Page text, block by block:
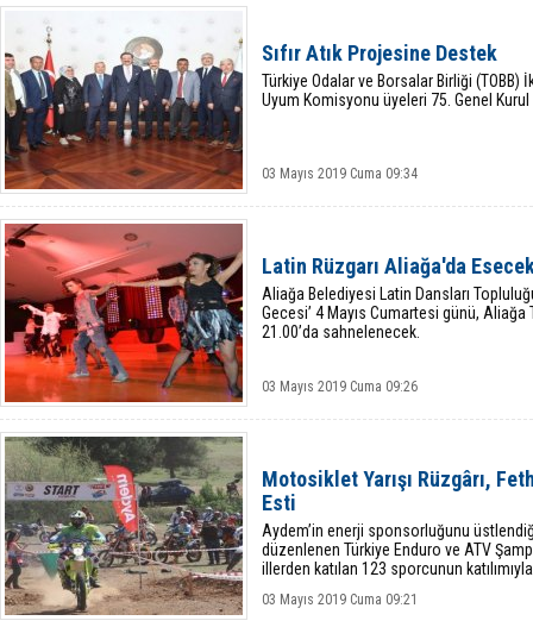
Sıfır Atık Projesine Destek
Türkiye Odalar ve Borsalar Birliği (TOBB)
Uyum Komisyonu üyeleri 75. Genel
03 Mayıs 2019 Cuma 09:34
Latin Rüzgarı Aliağa'da
Aliağa Belediyesi Latin Dansları
Gecesi’ 4 Mayıs Cumartesi günü,
21.00’da sahnelenecek.
03 Mayıs 2019 Cuma 09:26
Motosiklet Yarışı Rüzgârı,
Esti
Aydem’in enerji sponsorluğunu
düzenlenen Türkiye Enduro ve ATV
illerden katılan 123 sporcunun
03 Mayıs 2019 Cuma 09:21